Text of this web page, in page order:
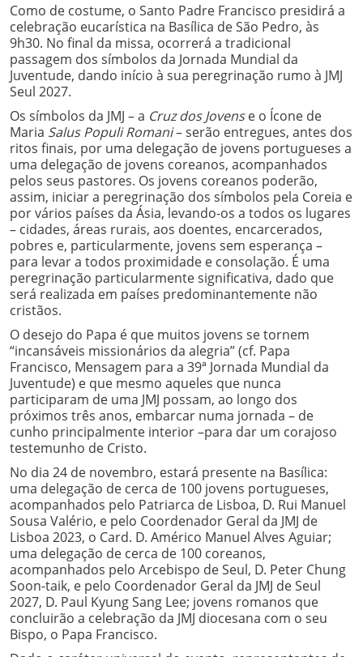
Como de costume, o Santo Padre Francisco presidirá a
celebração eucarística na Basílica de São Pedro, às
9h30. No final da missa, ocorrerá a tradicional
passagem dos símbolos da Jornada Mundial da
Juventude, dando início à sua peregrinação rumo à JMJ
Seul 2027.
Os símbolos da JMJ – a Cruz dos Jovense o Ícone de
Maria Salus Populi Romani– serão entregues, antes dos
ritos finais, por uma delegação de jovens portugueses a
uma delegação de jovens coreanos, acompanhados
pelos seus pastores. Os jovens coreanos poderão,
assim, iniciar a peregrinação dos símbolos pela Coreia e
por vários países da Ásia, levando-os a todos os lugares
– cidades, áreas rurais, aos doentes, encarcerados,
pobres e, particularmente, jovens sem esperança –
para levar a todos proximidade e consolação. É uma
peregrinação particularmente significativa, dado que
será realizada em países predominantemente não
cristãos.
O desejo do Papa é que muitos jovens se tornem
“incansáveis missionários da alegria” (cf. Papa
Francisco, Mensagem para a 39ª Jornada Mundial da
Juventude) e que mesmo aqueles que nunca
participaram de uma JMJ possam, ao longo dos
próximos três anos, embarcar numa jornada – de
cunho principalmente interior –para dar um corajoso
testemunho de Cristo.
No dia 24 de novembro, estará presente na Basílica:
uma delegação de cerca de 100 jovens portugueses,
acompanhados pelo Patriarca de Lisboa, D. Rui Manuel
Sousa Valério, e pelo Coordenador Geral da JMJ de
Lisboa 2023, o Card. D. Américo Manuel Alves Aguiar;
uma delegação de cerca de 100 coreanos,
acompanhados pelo Arcebispo de Seul, D. Peter Chung
Soon-taik, e pelo Coordenador Geral da JMJ de Seul
2027, D. Paul Kyung Sang Lee; jovens romanos que
concluirão a celebração da JMJ diocesana com o seu
Bispo, o Papa Francisco.